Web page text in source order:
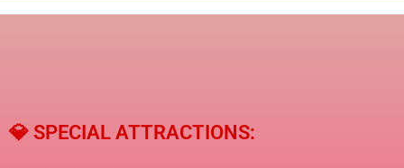
💎 SPECIAL ATTRACTIONS: